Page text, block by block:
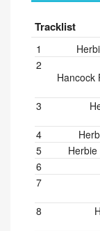
Tracklist
Position
1
2
Hancock
3
4
5
6
7
8